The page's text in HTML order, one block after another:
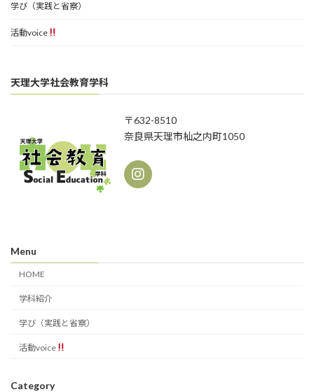
学び（実践と省察）
活動voice
天理大学社会教育学科
〒632-8510
奈良県天理市杣之内町1050
Menu
HOME
学科紹介
学び（実践と省察）
活動voice
Category